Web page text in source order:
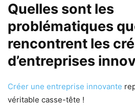
Quelles sont les
problématiques
rencontrent les
d’entreprises
Créer une entreprise innovante
véritable casse-tête !